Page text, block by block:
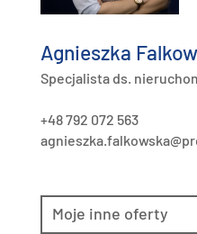
Agnieszka
Specjalista ds.
+48 792 072 563
Moje inne oferty